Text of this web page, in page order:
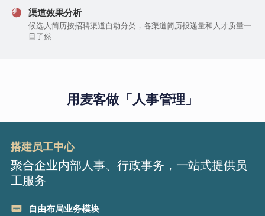
渠道效果分析
候选人简历按招聘渠道自动分类，各渠道简历投递量和人才质量一
目了然
用麦客做「人事管理」
搭建员工中心
聚合企业内部人事、行政事务，一站式提供员
工服务
自由布局业务模块